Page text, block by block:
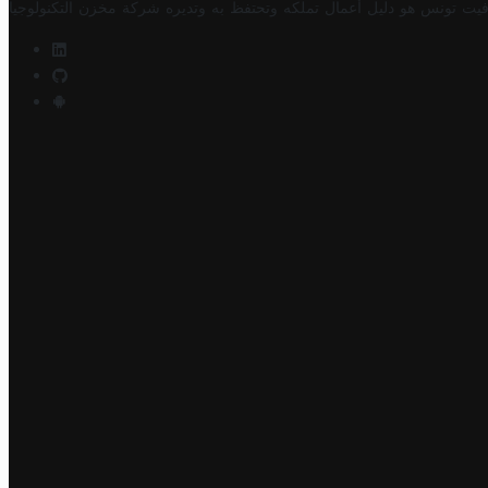
تونس هو دليل أعمال تملكه وتحتفظ به وتديره شركة مخزن التكنولوجيا